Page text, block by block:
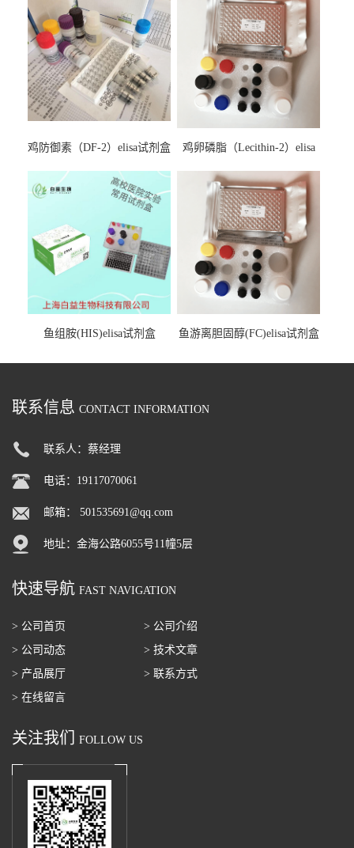
鸡防御素（DF-2）elisa试剂盒
鸡卵磷脂（Lecithin-2）elisa
鱼组胺(HIS)elisa试剂盒 鱼游离胆固醇(FC)elisa试剂盒
联系信息 CONTACT INFORMATION
联系人：蔡经理
电话：19117070061
邮箱： 501535691@qq.com
地址：金海公路6055号11幢5层
快速导航 FAST NAVIGATION
> 公司首页
> 公司介绍
> 公司动态
> 技术文章
> 产品展厅
> 联系方式
> 在线留言
关注我们 FOLLOW US